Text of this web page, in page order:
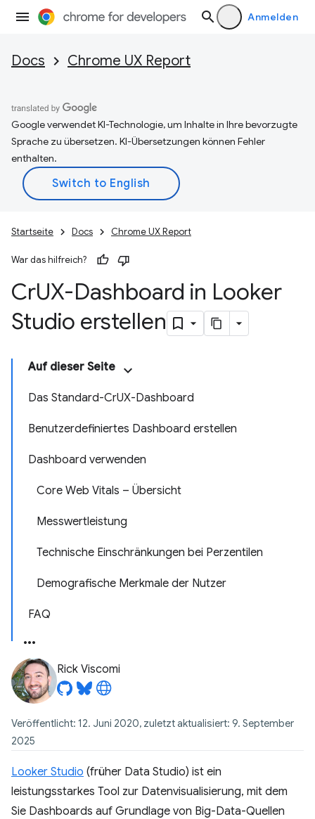
Anmelden
Docs Chrome UX Report
Google verwendet KI-Technologie, um Inhalte in Ihre bevorzugte
Sprache zu übersetzen. KI-Übersetzungen können Fehler
enthalten.
Startseite Docs Chrome UX Report
War das hilfreich?
CrUX-Dashboard in Looker
Studio erstellen
Auf dieser Seite
Das Standard-CrUX-Dashboard
Benutzerdefiniertes Dashboard erstellen
Dashboard verwenden
Core Web Vitals – Übersicht
Messwertleistung
Technische Einschränkungen bei Perzentilen
Demografische Merkmale der Nutzer
FAQ
Rick Viscomi
Veröffentlicht: 12. Juni 2020, zuletzt aktualisiert: 9. September
2025
Looker Studio (früher Data Studio) ist ein
leistungsstarkes Tool zur Datenvisualisierung, mit dem
Sie Dashboards auf Grundlage von Big-Data-Quellen